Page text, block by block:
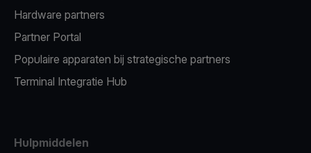
Hardware partners
Partner Portal
Populaire apparaten bij strategische partners
Terminal Integratie Hub
Hulpmiddelen